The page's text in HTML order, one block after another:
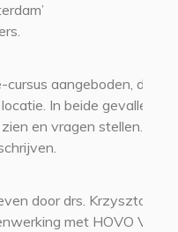
cursus aangeboden, dat wil
In beide gevallen
en vragen stellen. U
door drs. Krzysztof
met HOVO VU